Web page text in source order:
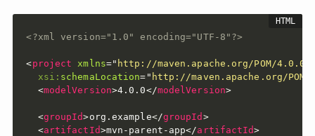
<?xml version="1.0" encoding="UTF-8"?>
<project xmlns=" http://maven.apache.org/POM/4.0.0
xsi: schemaLocation= " http://maven.apache.org/
<modelVersion>4.0.0</modelVersion>
<groupId>org.example</groupId >
<artifactId>mvn-parent-app</artifactId>